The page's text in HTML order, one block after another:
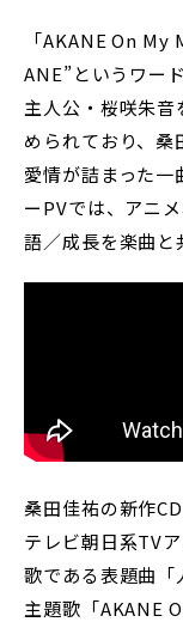
「AKANE On
ANE”というワー
主人公・桜咲朱
められており、
愛情が詰まった一
ーPVでは、アニ
語／成長を楽曲と
桑田佳祐の新作
テレビ朝日系TV
歌である表題曲
主題歌「AKANE